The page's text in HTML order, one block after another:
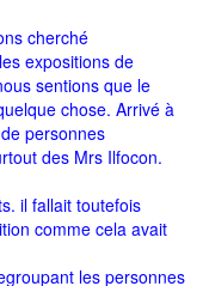
cherché
expositions de
sentions que le
chose. Arrivé à
personnes
des Mrs Ilfocon.
il fallait toutefois
comme cela avait
les personnes